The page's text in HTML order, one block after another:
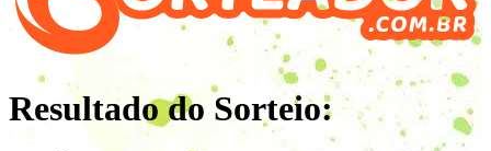
Resultado do Sorteio: